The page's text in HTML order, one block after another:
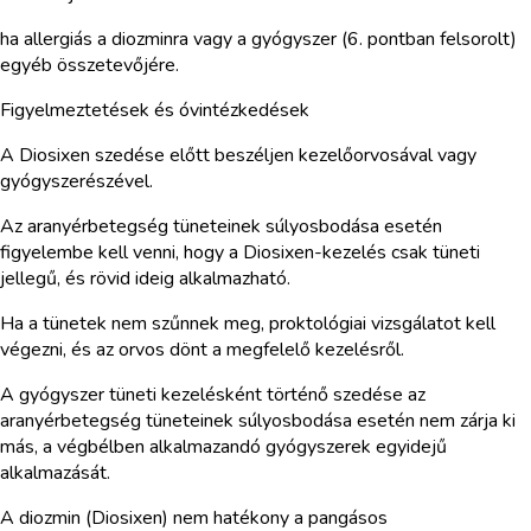
ha allergiás a diozminra vagy a gyógyszer (6. pontban felsorolt)
egyéb összetevőjére.
Figyelmeztetések és óvintézkedések
A Diosixen szedése előtt beszéljen kezelőorvosával vagy
gyógyszerészével.
Az aranyérbetegség tüneteinek súlyosbodása esetén
figyelembe kell venni, hogy a Diosixen-kezelés csak tüneti
jellegű, és rövid ideig alkalmazható.
Ha a tünetek nem szűnnek meg, proktológiai vizsgálatot kell
végezni, és az orvos dönt a megfelelő kezelésről.
A gyógyszer tüneti kezelésként történő szedése az
aranyérbetegség tüneteinek súlyosbodása esetén nem zárja ki
más, a végbélben alkalmazandó gyógyszerek egyidejű
alkalmazását.
A diozmin (Diosixen) nem hatékony a pangásos